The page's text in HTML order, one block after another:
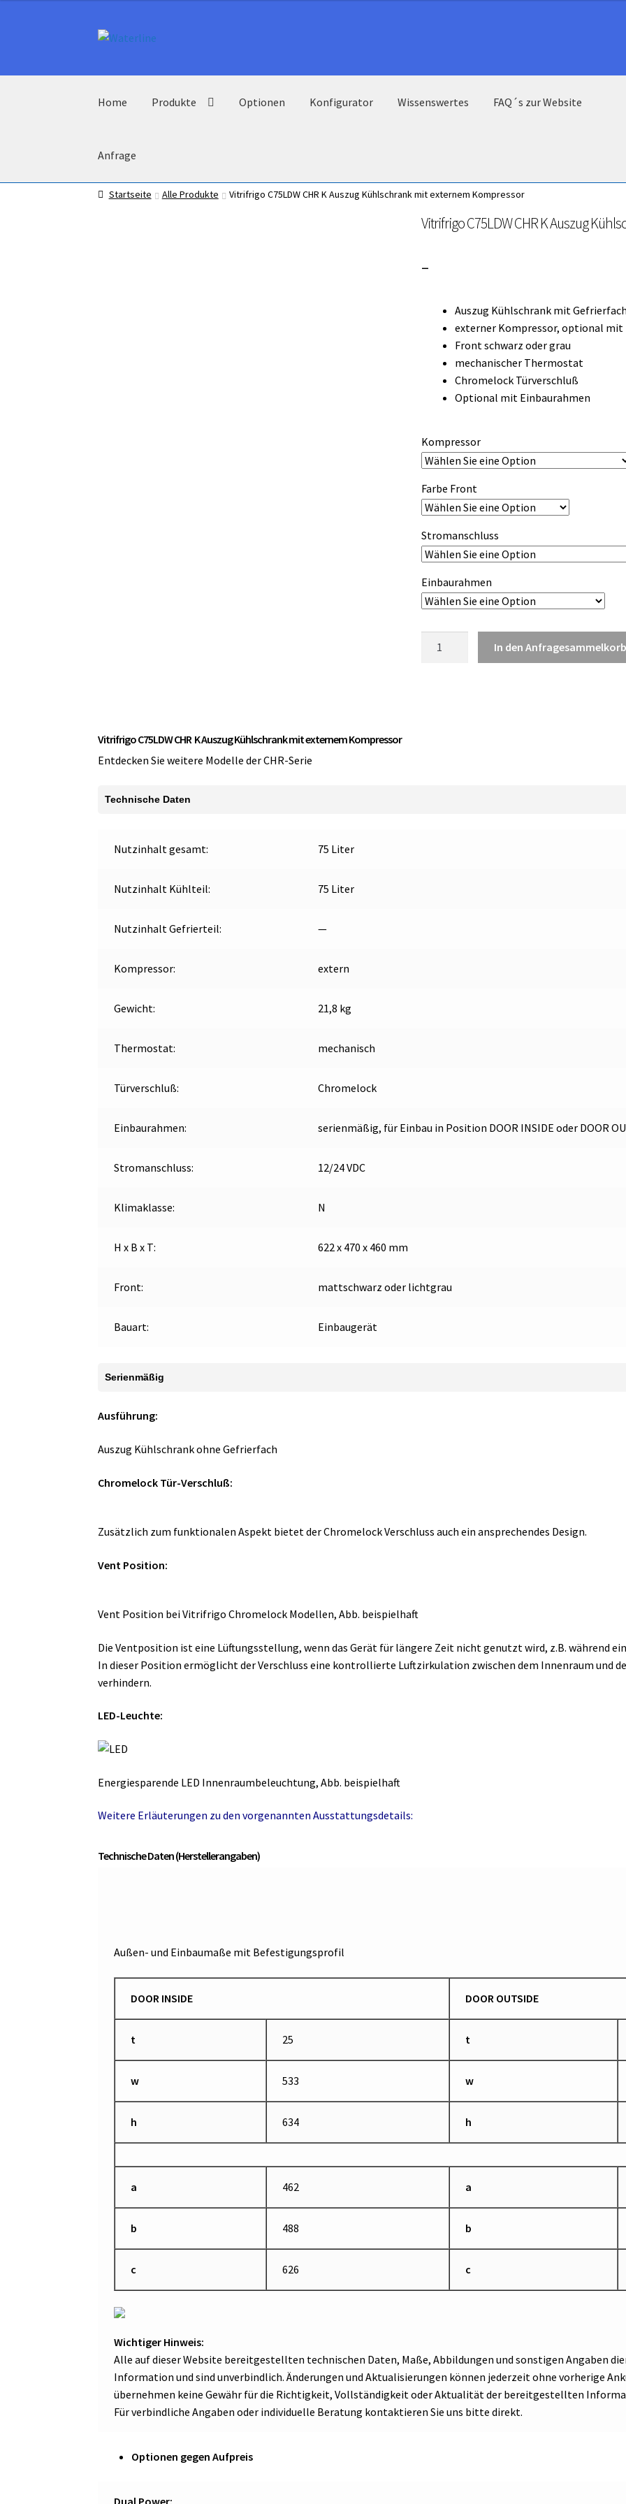
Zur
Zum
Home Produkte Optionen Konfigurator Wissenswertes FAQ´s zur Website
Anfrage
Startseite Alle Produkte Vitrifrigo C75LDW CHR K Auszug Kühlschrank mit externem Kompressor
Vitrifrigo C75LDW CHR K Auszug
–Preisspanne:
bis
3.300,00 €
Auszug Kühlschrank mit
externer Kompressor, optional mit
Front schwarz oder grau
mechanischer Thermostat
Chromelock Türverschluß
Optional mit Einbaurahmen
Kompressor
Farbe Front
Stromanschluss
Einbaurahmen
In den
Vitrifrigo C75LDW CHR K Auszug Kühlschrank mit externem Kompressor
Entdecken Sie weitere Modelle der CHR-Serie
Technische Daten
Nutzinhalt gesamt: 75 Liter
Nutzinhalt Kühlteil: 75 Liter
Nutzinhalt Gefrierteil: —
Kompressor: extern
Gewicht: 21,8 kg
Thermostat: mechanisch
Türverschluß: Chromelock
Einbaurahmen: serienmäßig, für Einbau in Position DOOR INSIDE oder DOOR
Stromanschluss: 12/24 VDC
Klimaklasse: N
H x B x T: 622 x 470 x 460 mm
Front: mattschwarz oder lichtgrau
Bauart: Einbaugerät
Serienmäßig
Ausführung:
Auszug Kühlschrank ohne Gefrierfach
Chromelock Tür-Verschluß:
Zusätzlich zum funktionalen Aspekt bietet der Chromelock Verschluss auch ein ansprechendes Design.
Vent Position:
Vent Position bei Vitrifrigo Chromelock Modellen, Abb. beispielhaft
Die Ventposition ist eine Lüftungsstellung, wenn das Gerät für längere Zeit nicht genutzt wird, z.B. während
In dieser Position ermöglicht der Verschluss eine kontrollierte Luftzirkulation zwischen dem Innenraum und
verhindern.
LED-Leuchte:
Energiesparende LED Innenraumbeleuchtung, Abb. beispielhaft
Weitere Erläuterungen zu den vorgenannten Ausstattungsdetails:
Technische Daten (Herstellerangaben)
Außen- und Einbaumaße mit Befestigungsprofil
DOOR INSIDE DOOR OUTSIDE
t 25 t
w 533 w
h 634 h
a 462 a
b 488 b
c 626 c
Wichtiger Hinweis:
Alle auf dieser Website bereitgestellten technischen Daten, Maße, Abbildungen und sonstigen Angaben
Information und sind unverbindlich. Änderungen und Aktualisierungen können jederzeit ohne vorherige
übernehmen keine Gewähr für die Richtigkeit, Vollständigkeit oder Aktualität der bereitgestellten
Für verbindliche Angaben oder individuelle Beratung kontaktieren Sie uns bitte direkt.
Optionen gegen Aufpreis
Dual Power: